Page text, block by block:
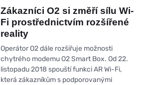
Zákazníci O2 si změří sílu Wi-
Fi prostřednictvím rozšířené
reality
Operátor O2 dále rozšiřuje možnosti
chytrého modemu O2 Smart Box. Od 22.
listopadu 2018 spouští funkci AR Wi-Fi,
která zákazníkům s podporovanými